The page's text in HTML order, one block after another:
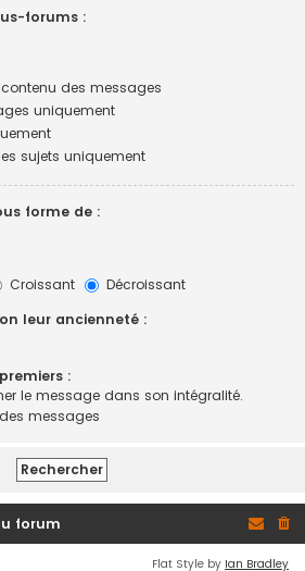
forums :
des messages
uniquement
sujets uniquement
forme de :
Croissant
Décroissant
leur ancienneté :
:
le message dans son intégralité.
messages
forum
Flat Style by Ian Bradley